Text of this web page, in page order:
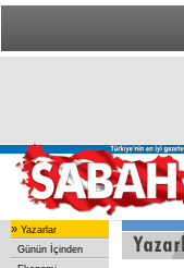
» Yazarlar
Günün İçinden